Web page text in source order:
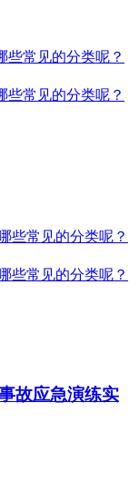
些常见的分类呢？
些常见的分类呢？
些常见的分类呢？
些常见的分类呢？
故应急演练实